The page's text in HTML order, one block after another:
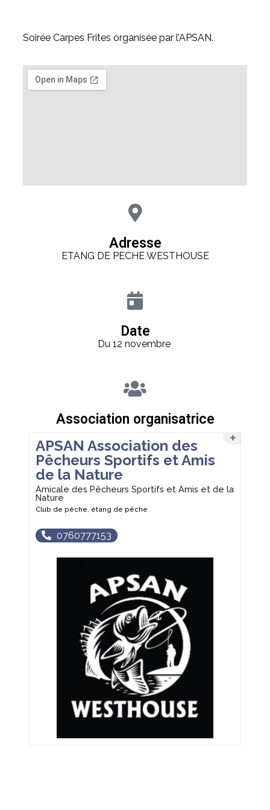
Soirée Carpes Frites organisée par l’APSAN.
Adresse
ETANG DE PECHE WESTHOUSE
Date
Du 12 novembre
Association organisatrice
APSAN Association des
Pêcheurs Sportifs et Amis
de la Nature
Amicale des Pêcheurs Sportifs et Amis et de la
Nature
Club de pêche, étang de pêche
0760777153